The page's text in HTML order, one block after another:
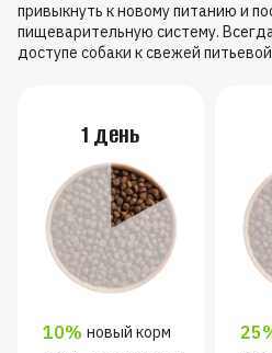
привыкнуть к новому питанию и
пищеварительную систему.
доступе собаки к свежей
1 день
10% новый корм